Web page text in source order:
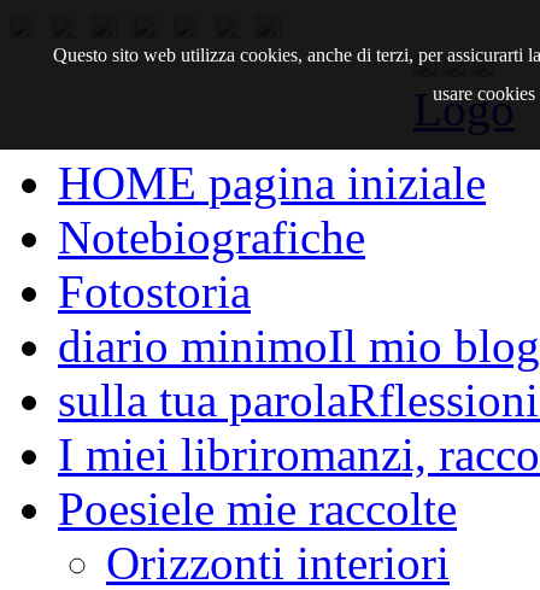
Logo
HOME pagina iniziale
Notebiografiche
Fotostoria
diario minimoIl mio blog
sulla tua parola
I miei libriromanzi,
Poesiele mie raccolte
Orizzonti interiori
Questo sito web utilizza cookies, anche di terzi, per assicurarti
usare